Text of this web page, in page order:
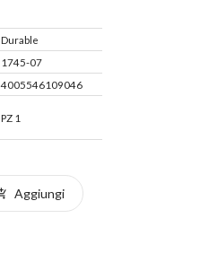
Durable
1745-07
4005546109046
PZ 1
Aggiungi